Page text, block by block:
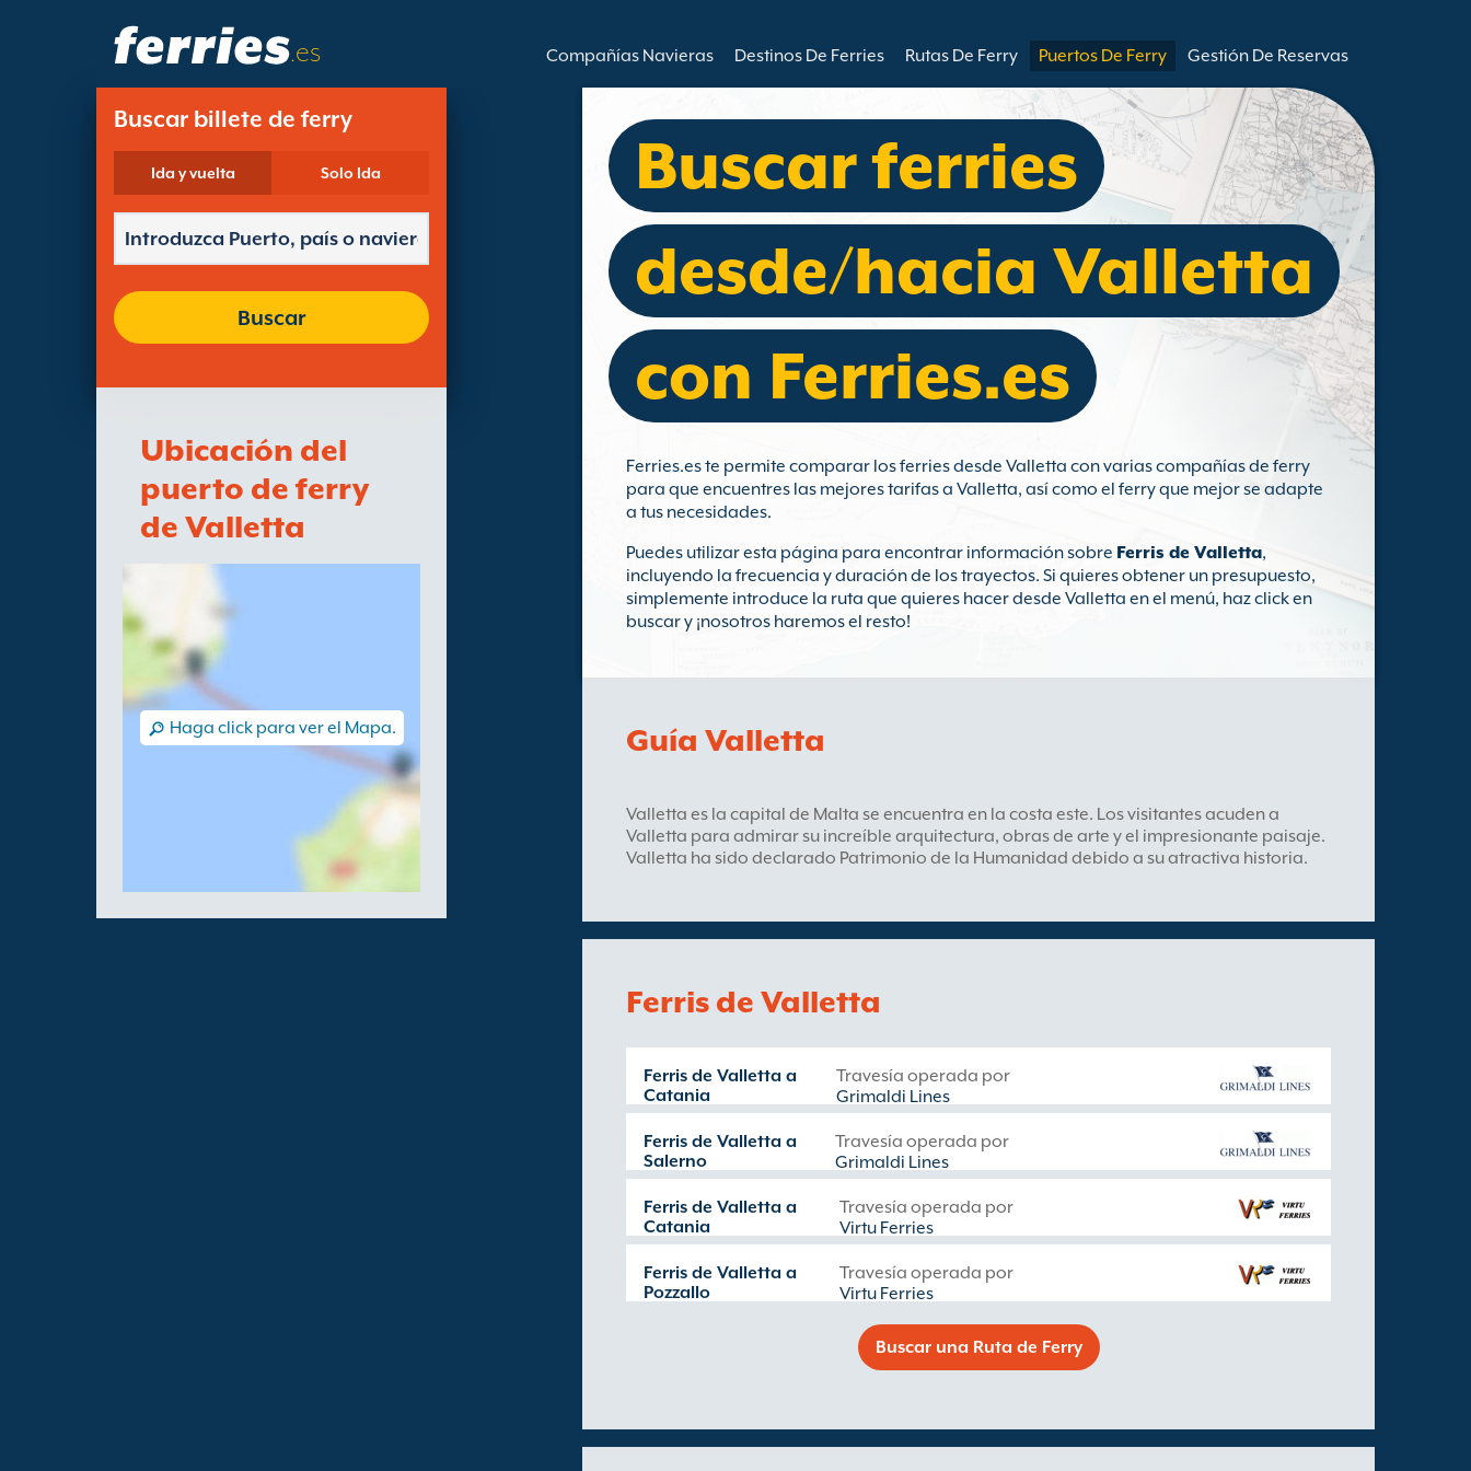
.es Compañías Navieras Destinos De Ferries Rutas De Ferry Puertos De Ferry Gestión De Reservas
Buscar billete de ferry
Ida y vuelta Solo Ida
Buscar
Ubicación del
puerto de ferry
de Valletta
Haga click para ver el Mapa.
Buscar ferries
desde/hacia Valletta
con Ferries.es
Ferries.es te permite comparar los ferries desde Valletta con varias compañías de ferry
para que encuentres las mejores tarifas a Valletta, así como el ferry que mejor se adapte
a tus necesidades.
Puedes utilizar esta página para encontrar información sobre Ferris de Valletta,
incluyendo la frecuencia y duración de los trayectos. Si quieres obtener un presupuesto,
simplemente introduce la ruta que quieres hacer desde Valletta en el menú, haz click en
buscar y ¡nosotros haremos el resto!
Guía Valletta
Valletta es la capital de Malta se encuentra en la costa este. Los visitantes acuden a
Valletta para admirar su increíble arquitectura, obras de arte y el impresionante paisaje.
Valletta ha sido declarado Patrimonio de la Humanidad debido a su atractiva historia.
Ferris de Valletta
Ferris de Valletta a
Catania
Travesía operada por
Grimaldi Lines
Ferris de Valletta a
Salerno
Travesía operada por
Grimaldi Lines
Ferris de Valletta a
Catania
Travesía operada por
Virtu Ferries
Ferris de Valletta a
Pozzallo
Travesía operada por
Virtu Ferries
Buscar una Ruta de Ferry